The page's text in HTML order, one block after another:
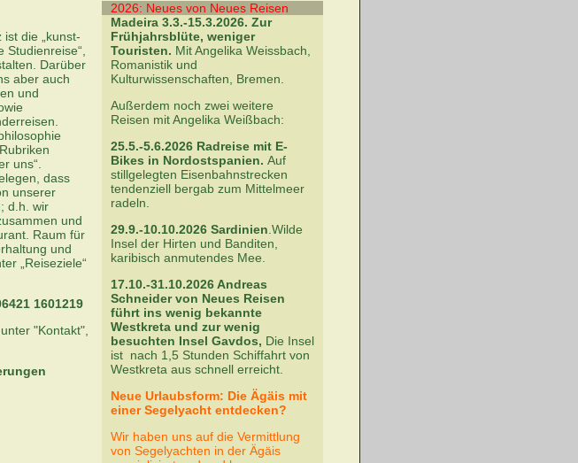
die „kunst-
Studienreise“,
Darüber
aber auch
und
uns“.
dass
unserer
d.h. wir
und
Raum für
und
„Reiseziele“
1601219
"Kontakt",
2026: Neues von Neues Reisen
Madeira 3.3.-15.3.2026. Zur
Frühjahrsblüte, weniger
Touristen. Mit Angelika Weissbach,
Romanistik und
Kulturwissenschaften, Bremen.
Außerdem noch zwei weitere
Reisen mit Angelika Weißbach:
25.5.-5.6.2026 Radreise mit E-
Bikes in Nordostspanien. Auf
stillgelegten Eisenbahnstrecken
tendenziell bergab zum Mittelmeer
radeln.
29.9.-10.10.2026 Sardinien .Wilde
Insel der Hirten und Banditen,
karibisch anmutendes Mee.
17.10.-31.10.2026 Andreas
Schneider von Neues Reisen
führt ins wenig bekannte
Westkreta und zur wenig
besuchten Insel Gavdos, Die Insel
ist nach 1,5 Stunden Schiffahrt von
Westkreta aus schnell erreicht.
Neue Urlaubsform: Die Ägäis mit
einer Segelyacht entdecken?
Wir haben uns auf die Vermittlung
von Segelyachten in der Ägäis